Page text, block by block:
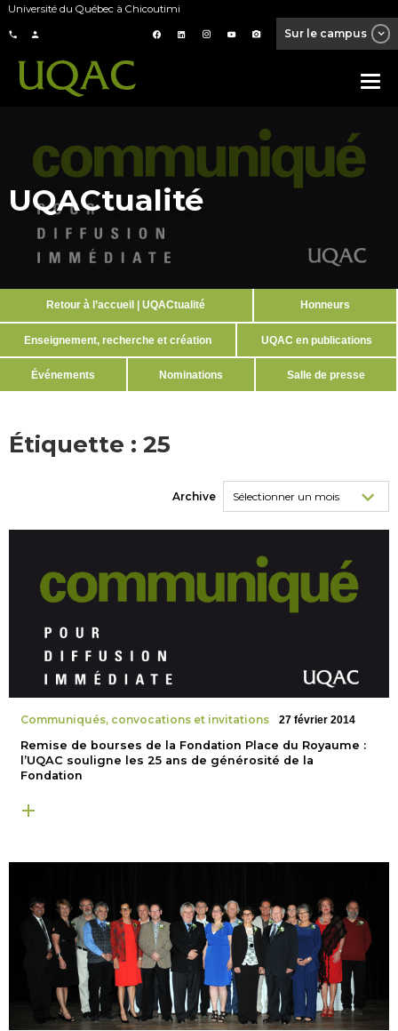
Université du Québec à Chicoutimi
Sur le campus
UQACtualité
Retour à l’accueil | UQACtualité Honneurs
Enseignement, recherche et création UQAC en publications
Événements Nominations Salle de presse
Étiquette : 25
Archive
Communiqués, convocations et invitations 27 février 2014
Remise de bourses de la Fondation Place du Royaume :
l’UQAC souligne les 25 ans de générosité de la
Fondation